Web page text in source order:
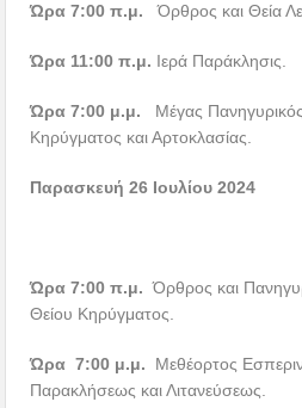
Ώρα 7:00 π.μ.Όρθρος και Θεία
Ώρα 11:00 π.μ. Ιερά Παράκλησις.
Ώρα 7:00 μ.μ. Μέγας
Κηρύγματος και Αρτοκλασίας.
Παρασκευή 26 Ιουλίου 2024
Ώρα 7:00 π.μ.Όρθρος και
Θείου Κηρύγματος.
Ώρα 7:00 μ.μ. Μεθέορτος
Παρακλήσεως και Λιτανεύσεως.